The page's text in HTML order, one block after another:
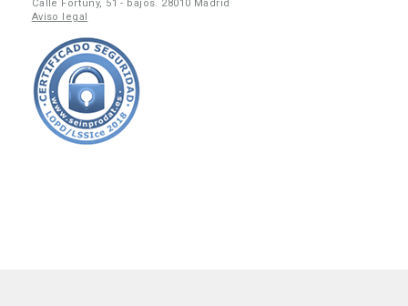
Calle Fortuny, 51 - bajos. 28010 Madrid
Aviso legal